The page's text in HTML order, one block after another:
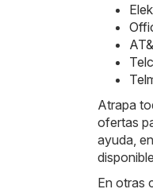
Atrapa
ofertas
ayuda,
En otras